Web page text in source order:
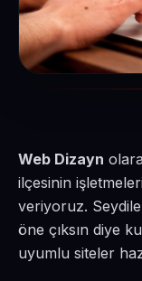
Web Dizayn
ilçesinin
veriyoruz.
öne çıksın diye
uyumlu siteler